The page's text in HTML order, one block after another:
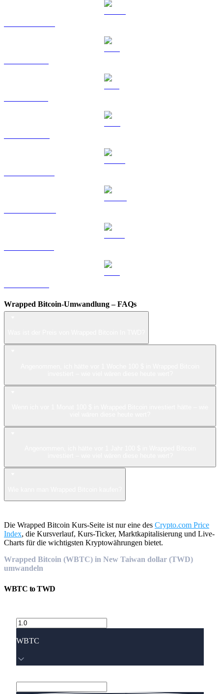
Wrapped Bitcoin-Umwandlung – FAQs
Die Wrapped Bitcoin Kurs-Seite ist nur eine des Crypto.com Price
Index, die Kursverlauf, Kurs-Ticker, Marktkapitalisierung und Live-
Charts für die wichtigsten Kryptowährungen bietet.
Wrapped Bitcoin (WBTC) in New Taiwan dollar (TWD)
umwandeln
WBTC toTWD
WBTC